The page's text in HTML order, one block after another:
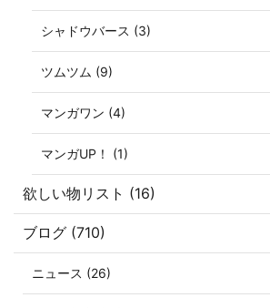
シャドウバース (3)
ツムツム (9)
マンガワン (4)
マンガUP！ (1)
欲しい物リスト (16)
ブログ (710)
ニュース (26)